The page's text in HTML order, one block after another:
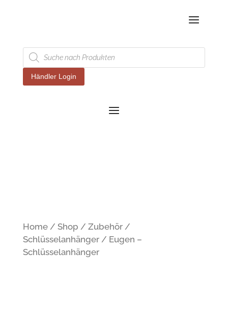
Products
search
Händler Login
Home/ Shop / Zubehör/
Schlüsselanhänger/ Eugen –
Schlüsselanhänger